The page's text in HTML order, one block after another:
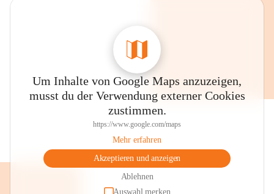
Um Inhalte von Google Maps anzuzeigen,
musst du der Verwendung externer Cookies
zustimmen.
https://www.google.com/maps
Mehr erfahren
Akzeptieren und anzeigen
Ablehnen
Auswahl merken